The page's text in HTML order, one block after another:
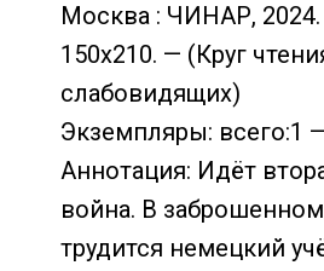
Москва : ЧИНАР, 2024.
150х210. — (Круг
слабовидящих)
Экземпляры: всего:1
Аннотация: Идёт
война. В
трудится немецкий